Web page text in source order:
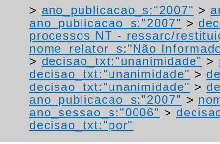
> ano_publicacao_s:"2007" >
ano_publicacao_s:"2007" >
processos NT - ressarc/
nome_relator_s:"Não
> decisao_txt:"unanimidade" >
decisao_txt:"unanimidade" >
decisao_txt:"unanimidade" >
ano_publicacao_s:"2007" >
ano_sessao_s:"0006" >
decisao_txt:"por"